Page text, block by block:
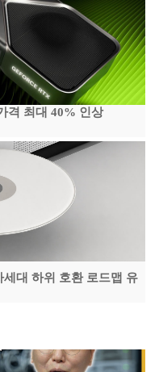
격 최대 40% 인상
대 하위 호환 로드맵 유